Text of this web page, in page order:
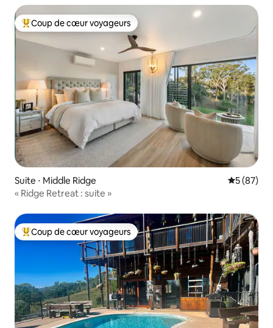
Coups de cœur voyageurs les plus appréciés
Coup de cœur voyageurs
Suite ⋅ Middle Ridge
5 (87)
« Ridge Retreat : suite »
Coups de cœur voyageurs les plus appréciés
Coup de cœur voyageurs